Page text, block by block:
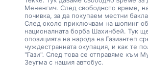
Мененгич. След свободното време,
почивка, за да покупаем местни
След около приключвам на шопинг
националната борба Шахинбей. Тук
опозицията на народа на Газиантеп
чуждестранната окупация, и как те
"Гази". След това се отправяме към
Зеугма с нашия автобус.